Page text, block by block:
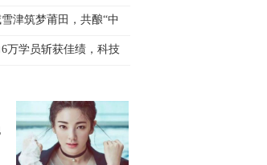
津筑梦莆田，共酿“中
万学员斩获佳绩，科技